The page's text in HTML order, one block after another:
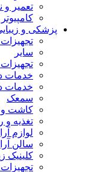
تعمیر و
پزشکی و
سایر
تجهیزات
خدمات
خدمات
سمعک
کاشت و
تغذیه و
لوازم
سالن
کلینیک